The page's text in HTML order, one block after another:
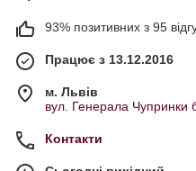
сукня максі довжини -
максимум елегантно
варіантів використання дає
моменти життя та
образи. Ми ретельно
вашій увазі лише актуальні
новинки.
93% позитивних з 95
Працює з 13.12.2016
м. Львів
вул. Генерала Чупринки
Контакти